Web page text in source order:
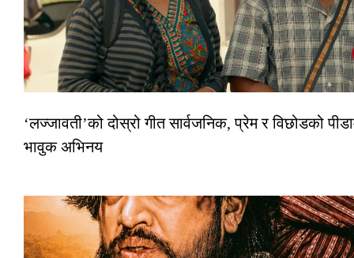
‘लज्जावती’को दोस्रो गीत सार्वजनिक, प्रेम र विछोडको
भावुक अभिनय